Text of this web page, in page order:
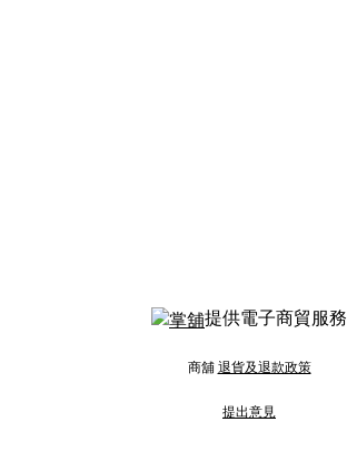
提供電子商貿服務
商舖 退貨及退款政策
提出意見